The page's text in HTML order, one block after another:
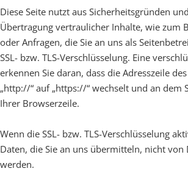
Diese Seite nutzt aus Sicherheitsgründen
Übertragung vertraulicher Inhalte, wie zum
oder Anfragen, die Sie an uns als
SSL- bzw. TLS-Verschlüsselung. Eine
erkennen Sie daran, dass die Adresszeile
„http://“ auf „https://“ wechselt und an dem
Ihrer Browserzeile.
Wenn die SSL- bzw. TLS-Verschlüsselung
Daten, die Sie an uns übermitteln, nicht von
werden.